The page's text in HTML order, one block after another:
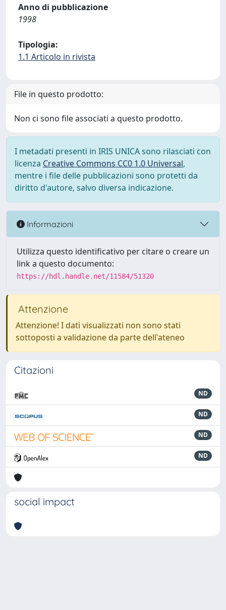
Anno di pubblicazione
1998
Tipologia:
1.1 Articolo in rivista
File in questo prodotto:
Non ci sono file associati a questo prodotto.
I metadati presenti in IRIS UNICA sono rilasciati con
licenza Creative Commons CC0 1.0 Universal,
mentre i file delle pubblicazioni sono protetti da
diritto d'autore, salvo diversa indicazione.
Informazioni
Utilizza questo identificativo per citare o creare un
link a questo documento:
https://hdl.handle.net/11584/51320
Attenzione
Attenzione! I dati visualizzati non sono stati
sottoposti a validazione da parte dell'ateneo
Citazioni
ND
ND
ND
ND
social impact